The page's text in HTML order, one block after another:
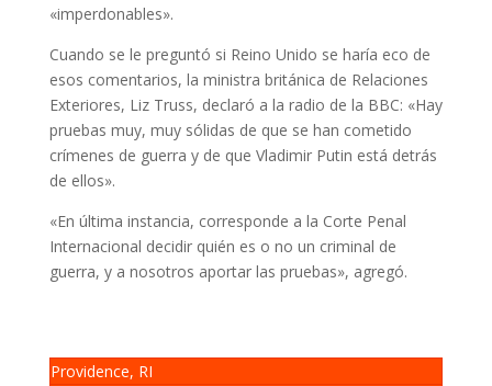
«imperdonables».
Cuando se le preguntó si Reino Unido se haría eco de
esos comentarios, la ministra británica de Relaciones
Exteriores, Liz Truss, declaró a la radio de la BBC: «Hay
pruebas muy, muy sólidas de que se han cometido
crímenes de guerra y de que Vladimir Putin está detrás
de ellos».
«En última instancia, corresponde a la Corte Penal
Internacional decidir quién es o no un criminal de
guerra, y a nosotros aportar las pruebas», agregó.
Providence, RI